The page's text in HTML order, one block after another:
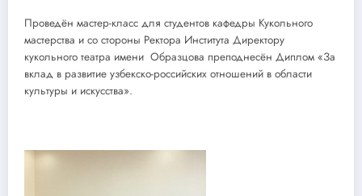
Проведён мастер-класс для студентов кафедры Кукольного
мастерства и со стороны Ректора Института Директору
кукольного театра имени Образцова преподнесён Диплом «За
вклад в развитие узбекско-российских отношений в области
культуры и искусства».